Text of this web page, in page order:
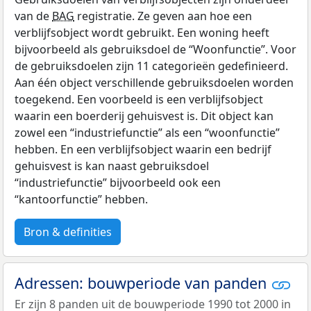
van de BAG registratie. Ze geven aan hoe een
verblijfsobject wordt gebruikt. Een woning heeft
bijvoorbeeld als gebruiksdoel de “Woonfunctie”. Voor
de gebruiksdoelen zijn 11 categorieën gedefinieerd.
Aan één object verschillende gebruiksdoelen worden
toegekend. Een voorbeeld is een verblijfsobject
waarin een boerderij gehuisvest is. Dit object kan
zowel een “industriefunctie” als een “woonfunctie”
hebben. En een verblijfsobject waarin een bedrijf
gehuisvest is kan naast gebruiksdoel
“industriefunctie” bijvoorbeeld ook een
“kantoorfunctie” hebben.
Bron & definities
Adressen: bouwperiode van panden
Er zijn 8 panden uit de bouwperiode 1990 tot 2000 in